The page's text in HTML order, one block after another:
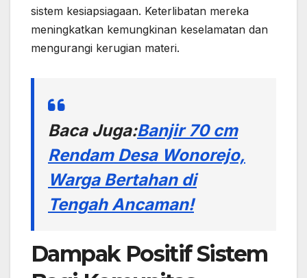
sistem kesiapsiagaan. Keterlibatan mereka
meningkatkan kemungkinan keselamatan dan
mengurangi kerugian materi.
Baca Juga:Banjir 70 cm
Rendam Desa Wonorejo,
Warga Bertahan di
Tengah Ancaman!
Dampak Positif Sistem